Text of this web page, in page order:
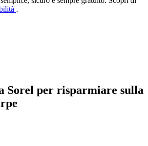
.
Sorel per risparmiare sulla